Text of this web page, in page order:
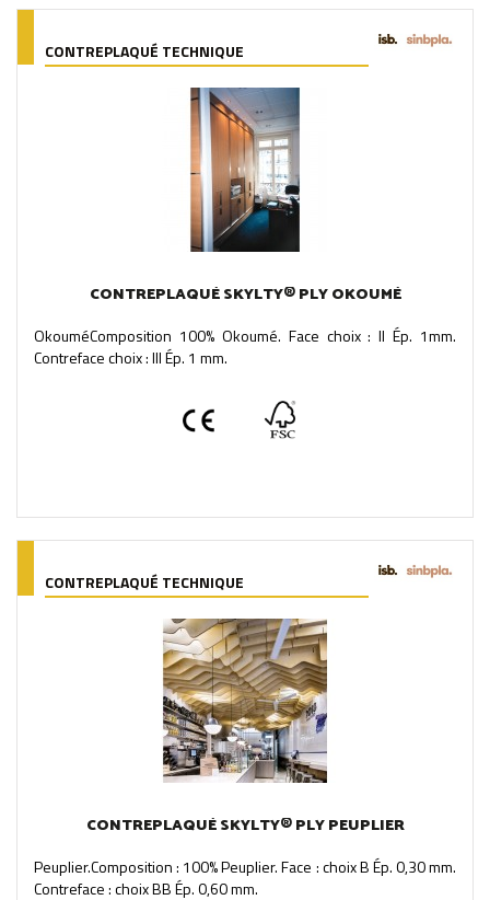
CONTREPLAQUÉ TECHNIQUE
CONTREPLAQUÉ SKYLTY® PLY OKOUMÉ
OkouméComposition 100% Okoumé. Face choix : II Ép. 1mm.
Contreface choix : III Ép. 1 mm.
CONTREPLAQUÉ TECHNIQUE
CONTREPLAQUÉ SKYLTY® PLY PEUPLIER
Peuplier.Composition : 100% Peuplier. Face : choix B Ép. 0,30 mm.
Contreface : choix BB Ép. 0,60 mm.